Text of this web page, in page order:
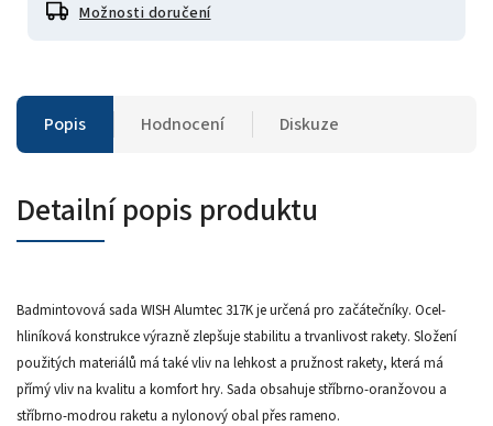
Možnosti doručení
Popis Hodnocení Diskuze
Detailní popis produktu
Badmintovová sada WISH Alumtec 317K je určená pro začátečníky. Ocel-
hliníková konstrukce výrazně zlepšuje stabilitu a trvanlivost rakety. Složení
použitých materiálů má také vliv na lehkost a pružnost rakety, která má
přímý vliv na kvalitu a komfort hry. Sada obsahuje stříbrno-oranžovou a
stříbrno-modrou raketu a nylonový obal přes rameno.